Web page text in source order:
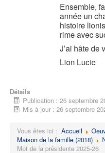
Ensemble,
année un
histoire
rime avec
J’ai hâte de
Lion Lucie
Détails
Publication : 26 septembre
Mis à jour : 26 septembre
Vous êtes ici : Accueil
Maison de la famille (2018)
Mot de la présidente 2025-26